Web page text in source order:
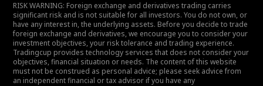
RISK WARNING: Foreign exchange and derivatives trading carries
significant risk and is not suitable for all investors. You do not own, or
have any interest in, the underlying assets. Before you decide to trade
foreign exchange and derivatives, we encourage you to consider your
investment objectives, your risk tolerance and trading experience.
Tradingcup provides technology services that does not consider your
objectives, financial situation or needs. The content of this website
must not be construed as personal advice; please seek advice from
an independent financial or tax advisor if you have any